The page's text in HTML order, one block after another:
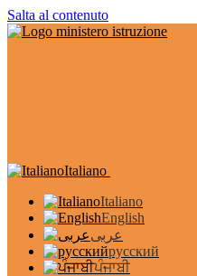
Salta al contenuto
Italiano
Italiano
English
عربى
русский
ਪੰਜਾਬੀ